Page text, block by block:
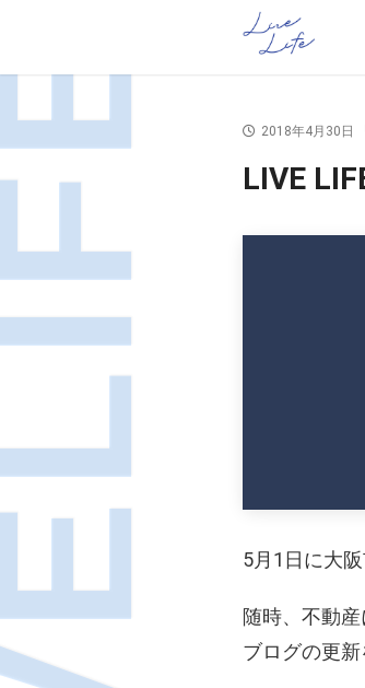
2018年4月30日
LIVE
5月1日に大
随時、不動
ブログの更新